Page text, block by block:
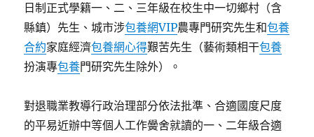
日制正式學籍一、二、三年級在校生中一切鄉村（含
縣鎮）先生、城市涉包養網VIP農專門研究先生和包養
合約家庭經濟包養網心得艱苦先生（藝術類相干包養
扮演專包養門研究先生除外）。
對退職業教導行政治理部分依法批準、合適國度尺度
的平易近辦中等個人工作黌舍就讀的一、二年級合適